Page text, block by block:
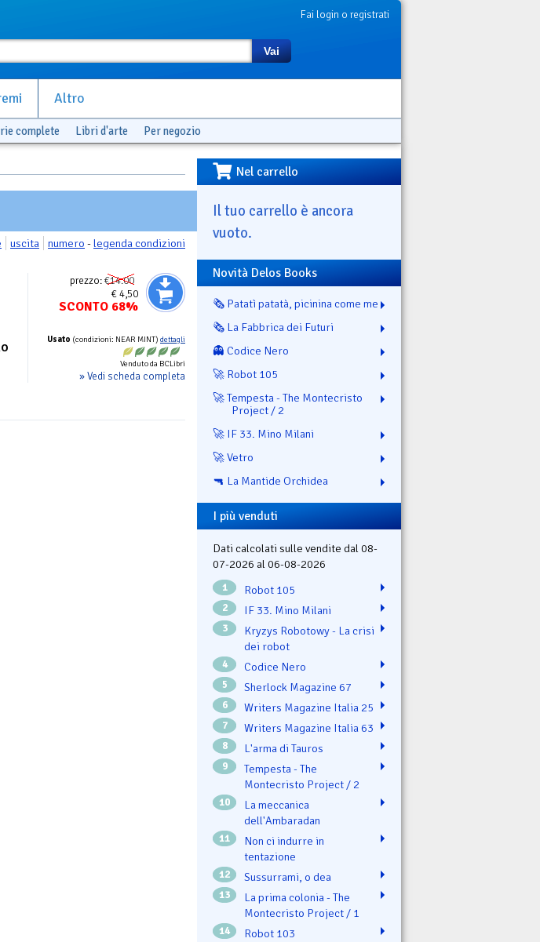
Fai login o registrati
Vai
Altro
complete Libri d'arte Per negozio
uscita numero -legenda condizioni
prezzo:€14.00
€ 4,50
SCONTO 68%
Usato (condizioni: NEAR MINT) dettagli
Venduto da BCLibri
» Vedi scheda completa
Nel carrello
Il tuo carrello è ancora
vuoto.
Novità Delos Books
🗞️ Patatì patatà, picinina come me
🗞️ La Fabbrica dei Futuri
👻 Codice Nero
🚀 Robot 105
🚀 Tempesta - The Montecristo
Project / 2
🚀 IF 33. Mino Milani
🚀 Vetro
🔫 La Mantide Orchidea
I più venduti
Dati calcolati sulle vendite dal 08-
07-2026 al 06-08-2026
1 Robot 105
2 IF 33. Mino Milani
3
Kryzys Robotowy - La crisi
dei robot
4 Codice Nero
5 Sherlock Magazine 67
6 Writers Magazine Italia 25
7 Writers Magazine Italia 63
8 L'arma di Tauros
9
Tempesta - The
Montecristo Project / 2
10
La meccanica
dell'Ambaradan
11
Non ci indurre in
tentazione
12 Sussurrami, o dea
13
La prima colonia - The
Montecristo Project / 1
14 Robot 103